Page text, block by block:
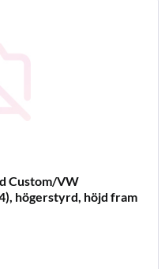
Custom/VW
högerstyrd, höjd fram